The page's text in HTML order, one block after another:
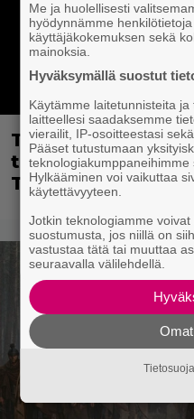
Tietovisa, osa 2:
tähtien yllättävät
Testaa!
Me ja huolellisesti
hyödynnämme
käyttäjäkokemuksen sekä
mainoksia.
Hyväksymällä suostut
Käytämme laitetunnisteita
laitteellesi saadaksemme
vierailit, IP-osoitteestasi
Pääset tutustumaan
teknologiakumppaneihimme
Hylkääminen voi vaikuttaa
käytettävyyteen.
Jotkin teknologiamme
suostumusta, jos niillä on
vastustaa tätä tai muuttaa
seuraavalla välilehdellä.